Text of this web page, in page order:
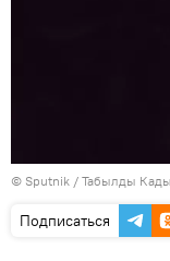
© Sputnik / Табылды
Подписаться